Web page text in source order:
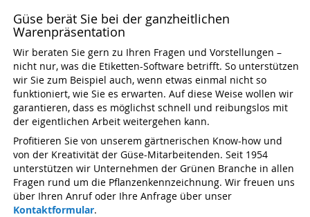
Güse berät Sie bei der ganzheitlichen
Warenpräsentation
Wir beraten Sie gern zu Ihren Fragen und Vorstellungen –
nicht nur, was die Etiketten-Software betrifft. So unterstützen
wir Sie zum Beispiel auch, wenn etwas einmal nicht so
funktioniert, wie Sie es erwarten. Auf diese Weise wollen wir
garantieren, dass es möglichst schnell und reibungslos mit
der eigentlichen Arbeit weitergehen kann.
Profitieren Sie von unserem gärtnerischen Know-how und
von der Kreativität der Güse-Mitarbeitenden. Seit 1954
unterstützen wir Unternehmen der Grünen Branche in allen
Fragen rund um die Pflanzenkennzeichnung. Wir freuen uns
über Ihren Anruf oder Ihre Anfrage über unser
Kontaktformular.